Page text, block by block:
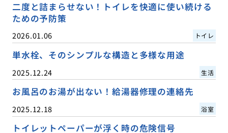
二度と詰まらせない！トイレを快適に使い続ける
ための予防策
2026.01.06 トイレ
単水栓、そのシンプルな構造と多様な用途
2025.12.24 生活
お風呂のお湯が出ない！給湯器修理の連絡先
2025.12.18 浴室
トイレットペーパーが浮く時の危険信号